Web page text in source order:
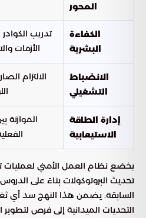
المحور
الكفاءة
البشرية
تدريب
الأزمات
الانضباط
التشغيلي
الالتزام
إدارة الطاقة
الاستيعابية
الموازنة
يخضع نظام العمل الأمني لعمليات
تحديث البروتوكولات بناءً على
السابقة. يضمن هذا النهج سد أي
التحديات الميدانية إلى فرص لتطوير